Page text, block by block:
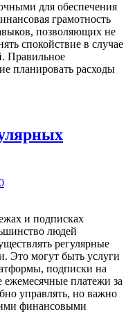
для обеспечения
грамотность
позволяющих не
спокойствие в случае
Правильное
планировать расходы
и подписках
людей
регулярные
Это могут быть услуги
подписки на
платежи за
управлять, но важно
финансовыми